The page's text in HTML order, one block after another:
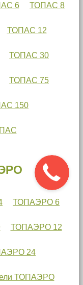
6 ТОПАС 8
ТОПАС 12
ТОПАС 30
ТОПАС 75
150
ТОПАЭРО 6
ТОПАЭРО 12
24
ТОПАЭРО